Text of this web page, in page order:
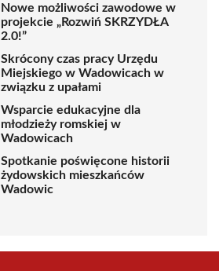
Nowe możliwości zawodowe w
projekcie „Rozwiń SKRZYDŁA
2.0!”
Skrócony czas pracy Urzędu
Miejskiego w Wadowicach w
związku z upałami
Wsparcie edukacyjne dla
młodzieży romskiej w
Wadowicach
Spotkanie poświęcone historii
żydowskich mieszkańców
Wadowic